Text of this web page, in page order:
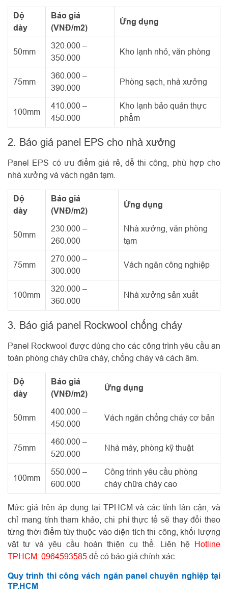
Độ
dày
Báo giá
(VNĐ/m2)
Ứng dụng
50mm
320.000 –
350.000
Kho lạnh nhỏ, văn phòng
75mm
360.000 –
390.000
Phòng sạch, nhà xưởng
100mm
410.000 –
450.000
Kho lạnh bảo quản thực
phẩm
2. Báo giá panel EPS cho nhà xưởng
Panel EPS có ưu điểm giá rẻ, dễ thi công, phù hợp cho
nhà xưởng và vách ngăn tạm.
Độ
dày
Báo giá
(VNĐ/m2)
Ứng dụng
50mm
230.000 –
260.000
Nhà xưởng, văn phòng
tạm
75mm
270.000 –
300.000
Vách ngăn công nghiệp
100mm
320.000 –
360.000
Nhà xưởng sản xuất
3. Báo giá panel Rockwool chống cháy
Panel Rockwool được dùng cho các công trình yêu cầu an
toàn phòng cháy chữa cháy, chống cháy và cách âm.
Độ
dày
Báo giá
(VNĐ/m2)
Ứng dụng
50mm
400.000 –
450.000
Vách ngăn chống cháy cơ bản
75mm
460.000 –
520.000
Nhà máy, phòng kỹ thuật
100mm
550.000 –
600.000
Công trình yêu cầu phòng
cháy chữa cháy cao
Mức giá trên áp dụng tại TPHCM và các tỉnh lân cận, và
chỉ mang tính tham khảo, chi phí thực tế sẽ thay đổi theo
từng thời điểm tùy thuộc vào diện tích thi công, khối lượng
vật tư và yêu cầu hoàn thiện cụ thể. Liên hệ
Hotline
TPHCM: 0964593585 để có báo giá chính xác.
Quy trình thi công vách ngăn panel chuyên nghiệp tại
TP.HCM